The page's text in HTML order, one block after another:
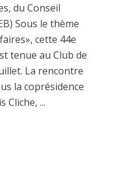
du Conseil
Sous le thème
cette 44e
tenue au Club de
La rencontre
la coprésidence
Cliche, ...